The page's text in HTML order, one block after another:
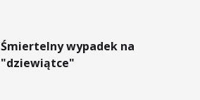
Śmiertelny wypadek na
"dziewiątce"